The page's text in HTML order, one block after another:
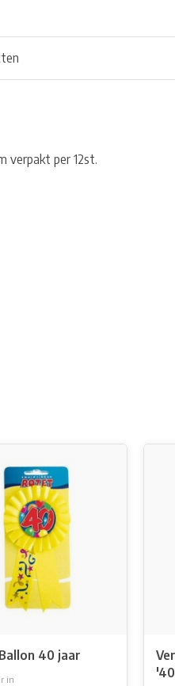
verpakt per 12st.
40 jaar
in